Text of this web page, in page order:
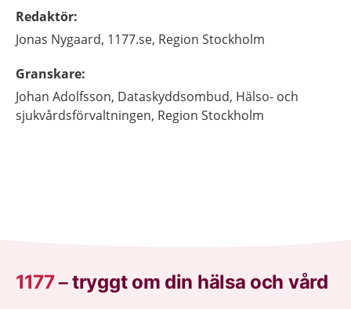
Redaktör:
Jonas Nygaard, 1177.se, Region Stockholm
Granskare:
Johan Adolfsson, Dataskyddsombud, Hälso- och
sjukvårdsförvaltningen, Region Stockholm
1177–tryggt om din hälsa och vård